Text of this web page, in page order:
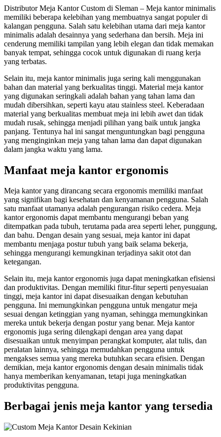
Distributor Meja Kantor Custom di Sleman – Meja kantor minimalis
memiliki beberapa kelebihan yang membuatnya sangat populer di
kalangan pengguna. Salah satu kelebihan utama dari meja kantor
minimalis adalah desainnya yang sederhana dan bersih. Meja ini
cenderung memiliki tampilan yang lebih elegan dan tidak memakan
banyak tempat, sehingga cocok untuk digunakan di ruang kerja
yang terbatas.
Selain itu, meja kantor minimalis juga sering kali menggunakan
bahan dan material yang berkualitas tinggi. Material meja kantor
yang digunakan seringkali adalah bahan yang tahan lama dan
mudah dibersihkan, seperti kayu atau stainless steel. Keberadaan
material yang berkualitas membuat meja ini lebih awet dan tidak
mudah rusak, sehingga menjadi pilihan yang baik untuk jangka
panjang. Tentunya hal ini sangat menguntungkan bagi pengguna
yang menginginkan meja yang tahan lama dan dapat digunakan
dalam jangka waktu yang lama.
Manfaat meja kantor ergonomis
Meja kantor yang dirancang secara ergonomis memiliki manfaat
yang signifikan bagi kesehatan dan kenyamanan pengguna. Salah
satu manfaat utamanya adalah pengurangan risiko cedera. Meja
kantor ergonomis dapat membantu mengurangi beban yang
ditempatkan pada tubuh, terutama pada area seperti leher, punggung,
dan bahu. Dengan desain yang sesuai, meja kantor ini dapat
membantu menjaga postur tubuh yang baik selama bekerja,
sehingga mengurangi kemungkinan terjadinya sakit otot dan
ketegangan.
Selain itu, meja kantor ergonomis juga dapat meningkatkan efisiensi
dan produktivitas. Dengan memiliki fitur-fitur seperti penyesuaian
tinggi, meja kantor ini dapat disesuaikan dengan kebutuhan
pengguna. Ini memungkinkan pengguna untuk mengatur meja
sesuai dengan ketinggian yang nyaman, sehingga memungkinkan
mereka untuk bekerja dengan postur yang benar. Meja kantor
ergonomis juga sering dilengkapi dengan area yang dapat
disesuaikan untuk menyimpan perangkat komputer, alat tulis, dan
peralatan lainnya, sehingga memudahkan pengguna untuk
mengakses semua yang mereka butuhkan secara efisien. Dengan
demikian, meja kantor ergonomis dengan desain minimalis tidak
hanya memberikan kenyamanan, tetapi juga meningkatkan
produktivitas pengguna.
Berbagai jenis meja kantor yang tersedia